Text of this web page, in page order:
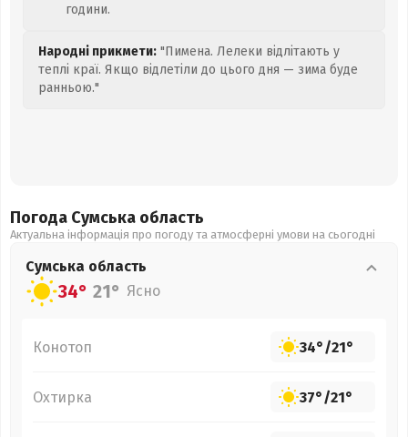
години.
Народні прикмети: "Пимена. Лелеки відлітають у
теплі краї. Якщо відлетіли до цього дня — зима буде
ранньою."
Погода Сумська область
Актуальна інформація про погоду та атмосферні умови на сьогодні
Сумська область
34° 21° Ясно
Конотоп 34°/21°
Охтирка 37°/21°